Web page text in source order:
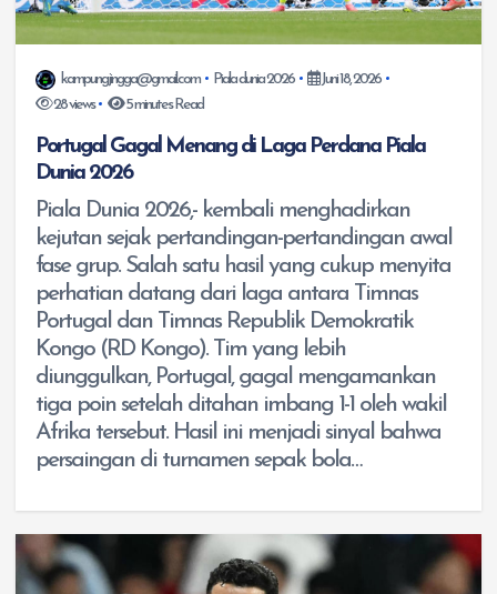
kampungjingga@gmail.com Piala dunia 2026
Juni 18, 2026
28 views
5 minutes Read
Portugal Gagal Menang di Laga Perdana Piala
Dunia 2026
Piala Dunia 2026,- kembali menghadirkan
kejutan sejak pertandingan-pertandingan awal
fase grup. Salah satu hasil yang cukup menyita
perhatian datang dari laga antara Timnas
Portugal dan Timnas Republik Demokratik
Kongo (RD Kongo). Tim yang lebih
diunggulkan, Portugal, gagal mengamankan
tiga poin setelah ditahan imbang 1-1 oleh wakil
Afrika tersebut. Hasil ini menjadi sinyal bahwa
persaingan di turnamen sepak bola…